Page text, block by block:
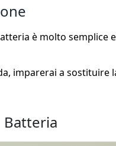
è molto semplice
imparerai a sostituire
Batteria